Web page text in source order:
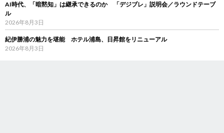
AI時代、「暗黙知」は継承できるのか 「デジブレ」説明会／ラウンドテーブ
ル
2026年8月3日
紀伊勝浦の魅力を堪能 ホテル浦島、日昇館をリニューアル
2026年8月3日